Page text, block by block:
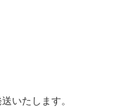
いたします。